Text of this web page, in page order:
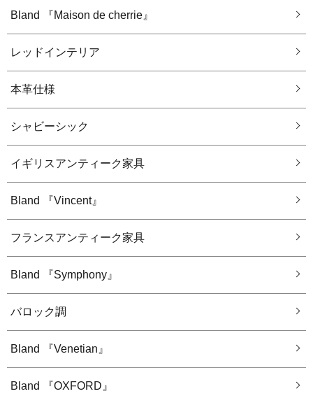
Bland 『Maison de cherrie』
レッドインテリア
本革仕様
シャビーシック
イギリスアンティーク家具
Bland 『Vincent』
フランスアンティーク家具
Bland 『Symphony』
バロック調
Bland 『Venetian』
Bland 『OXFORD』